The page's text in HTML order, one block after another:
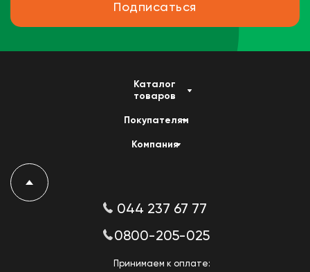
Подписаться
Каталог
товаров
Покупателям
Компания
044 237 67 77
0800-205-025
Принимаем к оплате: